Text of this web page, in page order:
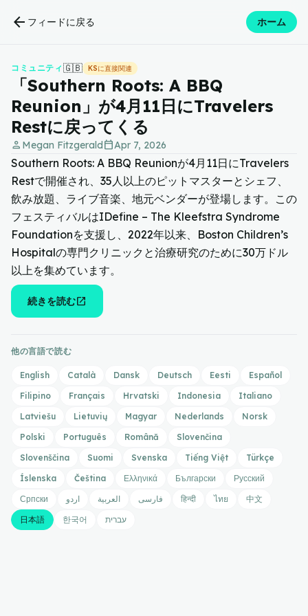
arrow_back フィードに戻る ホーム
コミュニティ 🇬🇧 KSに直接関連
「Southern Roots: A BBQ
Reunion」が4月11日にTravelers
Restに戻ってくる
person Megan Fitzgeraldcalendar_todayApr 7, 2026
Southern Roots: A BBQ Reunionが4月11日にTravelers
Restで開催され、35人以上のピットマスターとシェフ、
飲み放題、ライブ音楽、地元ベンダーが登場します。この
フェスティバルはIDefine – The Kleefstra Syndrome
Foundationを支援し、2022年以来、Boston Children’s
Hospitalの専門クリニックと治療研究のために30万ドル
以上を集めています。
続きを読むopen_in_new
他の言語で読む
English Català Dansk Deutsch Eesti
Español
Filipino
Français Hrvatski Indonesia
Italiano
Latviešu
Lietuvių Magyar Nederlands
Norsk
Polski
Português Română
Slovenčina
Slovenščina
Suomi Svenska Tiếng Việt
Türkçe
Íslenska
Čeština Ελληνικά Български
Русский
Српски
اردو العربية فارسی हिन्दी ไทย
中文
日本語
한국어 עברית